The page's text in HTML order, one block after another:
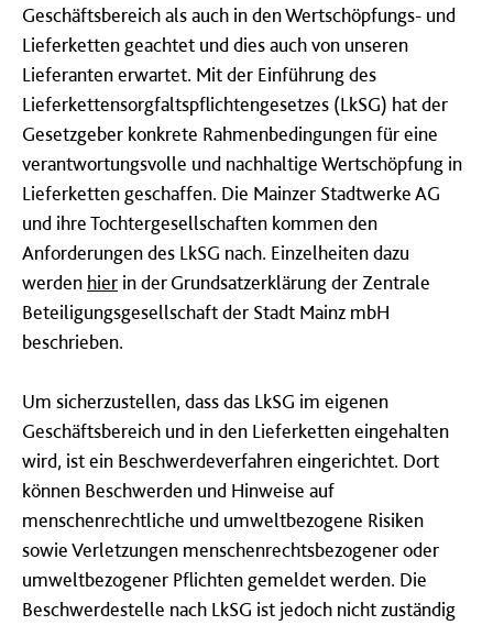
Geschäftsbereich als auch in den Wertschöpfungs- und
Lieferketten geachtet und dies auch von unseren
Lieferanten erwartet. Mit der Einführung des
Lieferkettensorgfaltspflichtengesetzes (LkSG) hat der
Gesetzgeber konkrete Rahmenbedingungen für eine
verantwortungsvolle und nachhaltige Wertschöpfung in
Lieferketten geschaffen. Die Mainzer Stadtwerke AG
und ihre Tochtergesellschaften kommen den
Anforderungen des LkSG nach. Einzelheiten dazu
werden hier in der Grundsatzerklärung der Zentrale
Beteiligungsgesellschaft der Stadt Mainz mbH
beschrieben.
Um sicherzustellen, dass das LkSG im eigenen
Geschäftsbereich und in den Lieferketten eingehalten
wird, ist ein Beschwerdeverfahren eingerichtet. Dort
können Beschwerden und Hinweise auf
menschenrechtliche und umweltbezogene Risiken
sowie Verletzungen menschenrechtsbezogener oder
umweltbezogener Pflichten gemeldet werden. Die
Beschwerdestelle nach LkSG ist jedoch nicht zuständig